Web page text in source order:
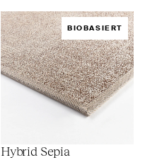
BIOBASIERT
Hybrid Sepia